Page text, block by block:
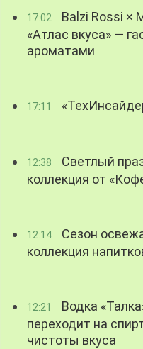
17:02
Balzi Rossi ×
«Атлас вкуса» —
ароматами
17:11
12:38
Светлый
коллекция от
12:14
Сезон
коллекция
12:21
Водка
переходит на
чистоты вкуса